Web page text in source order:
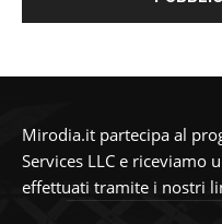
Mirodia.it partecipa al
Services LLC e riceviamo
effettuati tramite i nostri